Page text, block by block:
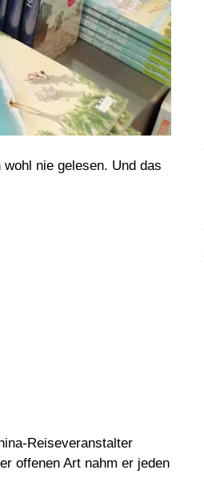
nie gelesen. Und das
Reiseveranstalter
offenen Art nahm er jeden